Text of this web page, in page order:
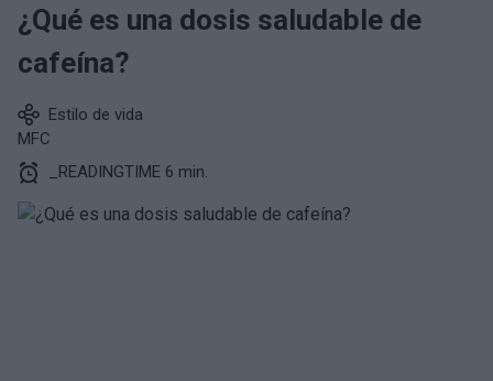
¿Qué es una dosis saludable de
cafeína?
Estilo de vida
MFC
_READINGTIME 6 min.